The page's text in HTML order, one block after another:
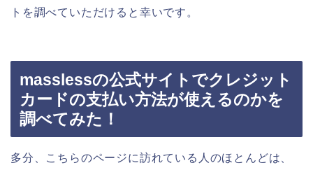
トを調べていただけると幸いです。
masslessの公式サイトでクレジット
カードの支払い方法が使えるのかを
調べてみた！
多分、こちらのページに訪れている人のほとんどは、